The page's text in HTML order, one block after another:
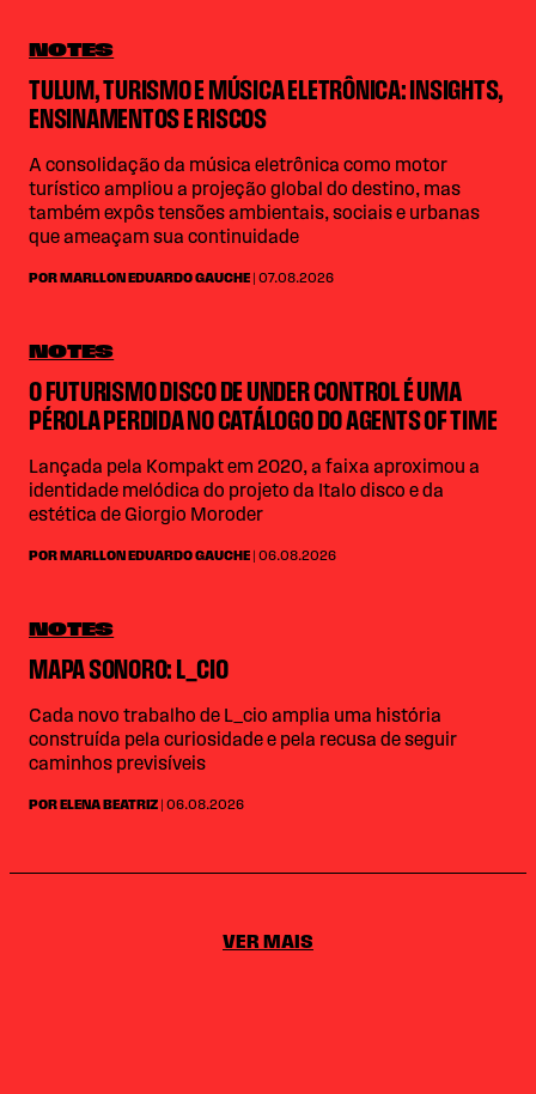
NOTES
TULUM, TURISMO E MÚSICA ELETRÔNICA: INSIGHTS,
ENSINAMENTOS E RISCOS
A consolidação da música eletrônica como motor
turístico ampliou a projeção global do destino, mas
também expôs tensões ambientais, sociais e urbanas
que ameaçam sua continuidade
POR MARLLON EDUARDO GAUCHE | 07.08.2026
NOTES
O FUTURISMO DISCO DE UNDER CONTROL É UMA
PÉROLA PERDIDA NO CATÁLOGO DO AGENTS OF TIME
Lançada pela Kompakt em 2020, a faixa aproximou a
identidade melódica do projeto da Italo disco e da
estética de Giorgio Moroder
POR MARLLON EDUARDO GAUCHE | 06.08.2026
NOTES
MAPA SONORO: L_CIO
Cada novo trabalho de L_cio amplia uma história
construída pela curiosidade e pela recusa de seguir
caminhos previsíveis
POR ELENA BEATRIZ | 06.08.2026
VER MAIS